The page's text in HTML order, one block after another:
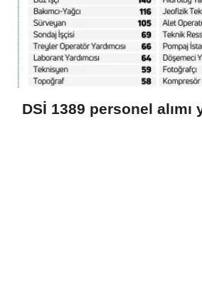
DSİ 1389 personel alımı